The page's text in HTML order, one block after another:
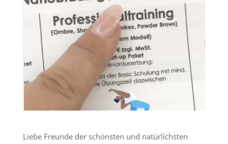
Liebe Freunde der schönsten und natürlichsten